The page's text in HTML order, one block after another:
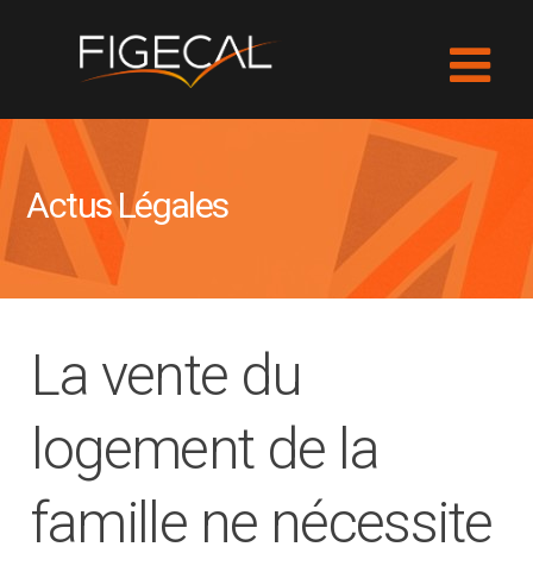
Actus Légales
La vente du
logement de la
famille ne nécessite